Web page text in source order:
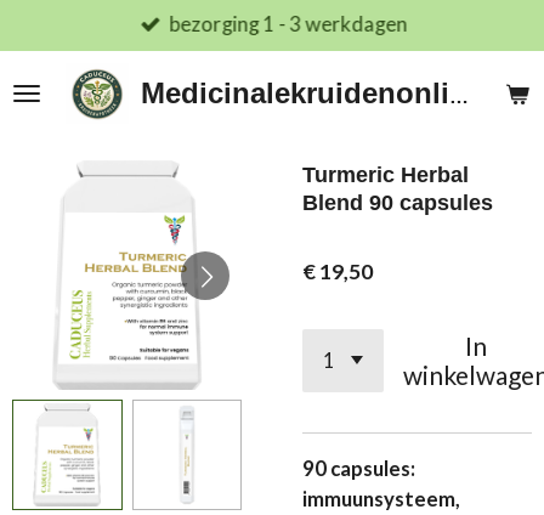
direct
naar
Medicinalekruidenonline.nl
bezorging 1 - 3 werkdagen
Turmeric Herbal
Blend 90 capsules
€ 19,50
In
90 capsules:
immuunsysteem,